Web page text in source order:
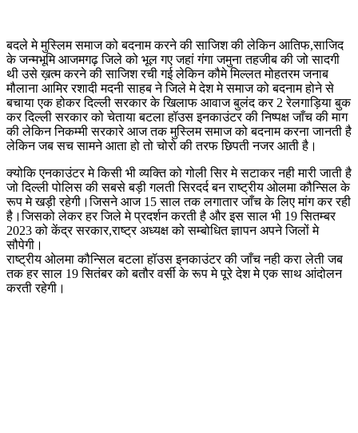
बदले मे मुस्लिम समाज को बदनाम करने की साजिश की लेकिन आतिफ,साजिद
के जन्मभूमि आजमगढ़ जिले को भूल गए जहां गंगा जमुना तहजीब की जो सादगी
थी उसे ख़त्म करने की साजिश रची गई लेकिन कौमे मिल्लत मोहतरम जनाब
मौलाना आमिर रशादी मदनी साहब ने जिले मे देश मे समाज को बदनाम होने से
बचाया एक होकर दिल्ली सरकार के खिलाफ आवाज बुलंद कर 2 रेलगाड़िया बुक
कर दिल्ली सरकार को चेताया बटला हॉउस इनकाउंटर की निष्पक्ष जाँच की माग
की लेकिन निकम्मी सरकारे आज तक मुस्लिम समाज को बदनाम करना जानती है
लेकिन जब सच सामने आता हो तो चोरो की तरफ छिपती नजर आती है।
क्योकि एनकाउंटर मे किसी भी व्यक्ति को गोली सिर मे सटाकर नही मारी जाती है
जो दिल्ली पोलिस की सबसे बड़ी गलती सिरदर्द बन राष्ट्रीय ओलमा कौन्सिल के
रूप मे खड़ी रहेगी।जिसने आज 15 साल तक लगातार जाँच के लिए मांग कर रही
है।जिसको लेकर हर जिले मे प्रदर्शन करती है और इस साल भी 19 सितम्बर
2023 को केंद्र सरकार,राष्ट्र अध्यक्ष को सम्बोधित ज्ञापन अपने जिलों मे
सौपेगी।
राष्ट्रीय ओलमा कौन्सिल बटला हॉउस इनकाउंटर की जाँच नही करा लेती जब
तक हर साल 19 सितंबर को बतौर वर्सी के रूप मे पूरे देश मे एक साथ आंदोलन
करती रहेगी।